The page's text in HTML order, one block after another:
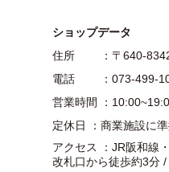
ショップデータ
住所 ：〒640-8342
電話 ：073-499-
営業時間 ：
定休日 ：商業施設に
アクセス ：JR阪和線
改札口から徒歩約3分